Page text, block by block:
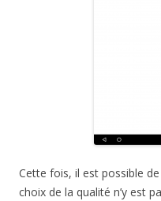
Cette fois, il est possible
choix de la qualité n’y est